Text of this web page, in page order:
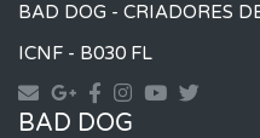
BAD DOG - CRIADORES
ICNF - B030 FL
ContactGoogleplus
Facebook
Instagram
Yourtube
Twitter
BAD DOG